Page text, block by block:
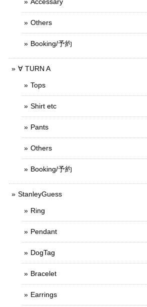
Accessary
Others
Booking/予約
∀ TURN A
Tops
Shirt etc
Pants
Others
Booking/予約
StanleyGuess
Ring
Pendant
DogTag
Bracelet
Earrings